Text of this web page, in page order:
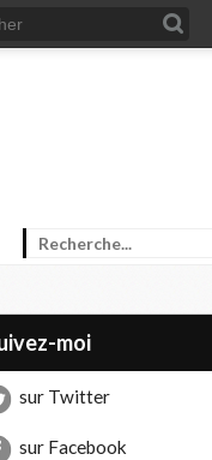
moi
sur Twitter
sur Facebook